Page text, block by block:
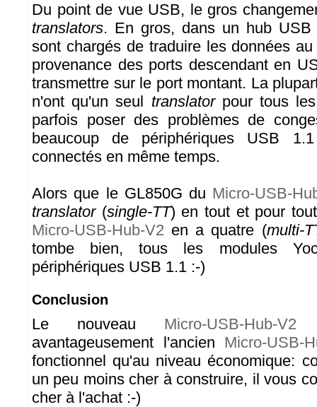
Du point de vue USB, le gros
translators. En gros, dans un hub
sont chargés de traduire les données
provenance des ports descendant en
transmettre sur le port montant. La
n'ont qu'un seul translatorpour tous
parfois poser des problèmes de
beaucoup de périphériques USB
connectés en même temps.
Alors que le GL850G du Micro-USB-
translator(single-TT) en tout et pour
Micro-USB-Hub-V2 en a quatre (multi-
tombe bien, tous les modules
périphériques USB 1.1 :-)
Conclusion
Le nouveau Micro-USB-Hub-V2
avantageusement l'ancien Micro-USB-
fonctionnel qu'au niveau économique:
un peu moins cher à construire, il vous
cher à l'achat :-)